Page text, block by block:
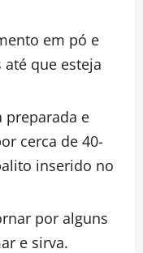
em pó e
que esteja
preparada e
cerca de 40-
inserido no
por alguns
e sirva.